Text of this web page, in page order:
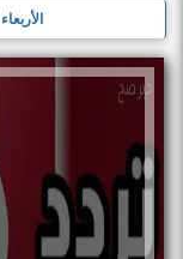
الأربعاء